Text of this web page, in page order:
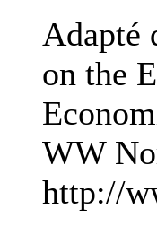
Adapté
on the
WW
http://